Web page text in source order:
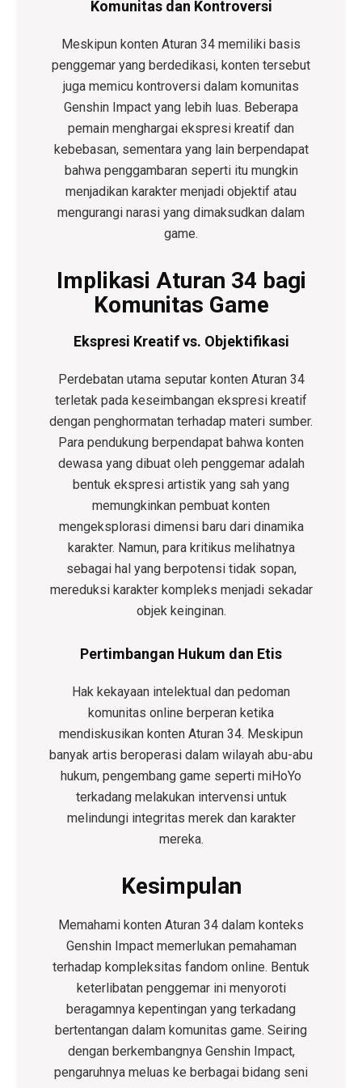
Komunitas dan Kontroversi
Meskipun konten Aturan 34 memiliki basis
penggemar yang berdedikasi, konten tersebut
juga memicu kontroversi dalam komunitas
Genshin Impact yang lebih luas. Beberapa
pemain menghargai ekspresi kreatif dan
kebebasan, sementara yang lain berpendapat
bahwa penggambaran seperti itu mungkin
menjadikan karakter menjadi objektif atau
mengurangi narasi yang dimaksudkan dalam
game.
Implikasi Aturan 34 bagi
Komunitas Game
Ekspresi Kreatif vs. Objektifikasi
Perdebatan utama seputar konten Aturan 34
terletak pada keseimbangan ekspresi kreatif
dengan penghormatan terhadap materi sumber.
Para pendukung berpendapat bahwa konten
dewasa yang dibuat oleh penggemar adalah
bentuk ekspresi artistik yang sah yang
memungkinkan pembuat konten
mengeksplorasi dimensi baru dari dinamika
karakter. Namun, para kritikus melihatnya
sebagai hal yang berpotensi tidak sopan,
mereduksi karakter kompleks menjadi sekadar
objek keinginan.
Pertimbangan Hukum dan Etis
Hak kekayaan intelektual dan pedoman
komunitas online berperan ketika
mendiskusikan konten Aturan 34. Meskipun
banyak artis beroperasi dalam wilayah abu-abu
hukum, pengembang game seperti miHoYo
terkadang melakukan intervensi untuk
melindungi integritas merek dan karakter
mereka.
Kesimpulan
Memahami konten Aturan 34 dalam konteks
Genshin Impact memerlukan pemahaman
terhadap kompleksitas fandom online. Bentuk
keterlibatan penggemar ini menyoroti
beragamnya kepentingan yang terkadang
bertentangan dalam komunitas game. Seiring
dengan berkembangnya Genshin Impact,
pengaruhnya meluas ke berbagai bidang seni